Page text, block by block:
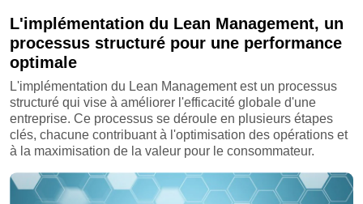
L'implémentation du Lean Management, un
processus structuré pour une performance
optimale
L'implémentation du Lean Management est un processus
structuré qui vise à améliorer l'efficacité globale d'une
entreprise. Ce processus se déroule en plusieurs étapes
clés, chacune contribuant à l'optimisation des opérations et
à la maximisation de la valeur pour le consommateur.